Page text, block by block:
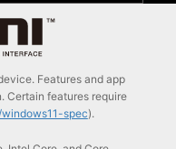
Features and app
Certain features require
spec).